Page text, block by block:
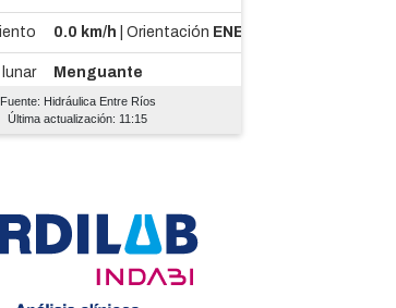
Fuente: Hidráulica Entre Ríos
Última actualización: 11:15